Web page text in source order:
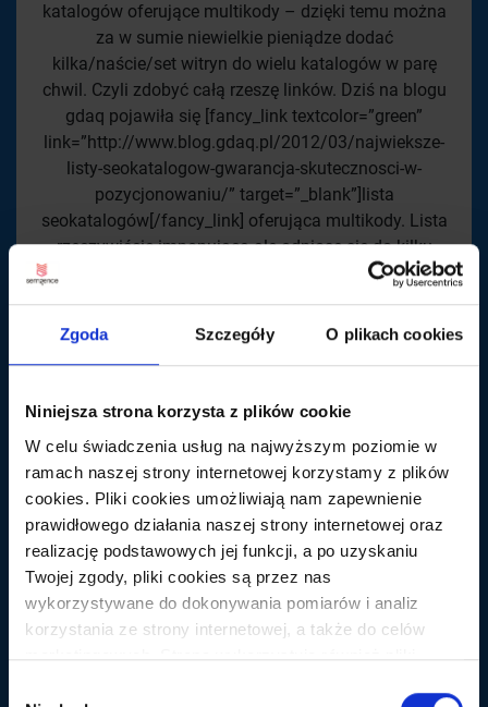
Zgoda Szczegóły O plikach cookies
Niniejsza strona korzysta z plików cookie
W celu świadczenia usług na najwyższym poziomie w
ramach naszej strony internetowej korzystamy z plików
cookies. Pliki cookies umożliwiają nam zapewnienie
prawidłowego działania naszej strony internetowej oraz
realizację podstawowych jej funkcji, a po uzyskaniu
Twojej zgody, pliki cookies są przez nas
wykorzystywane do dokonywania pomiarów i analiz
korzystania ze strony internetowej, a także do celów
marketingowych. Strona wykorzystuje również pliki
katalogów oferujące multikody – dzięki temu można
za w sumie niewielkie pieniądze dodać
kilka/naście/set witryn do wielu katalogów w parę
chwil. Czyli zdobyć całą rzeszę linków. Dziś na blogu
gdaq pojawiła się [fancy_link textcolor=”green”
link=”http://www.blog.gdaq.pl/2012/03/najwieksze-
listy-seokatalogow-gwarancja-skutecznosci-w-
pozycjonowaniu/” target=”_blank”]lista
seokatalogów[/fancy_link] oferująca multikody. Lista
rzeczywiście imponująca ale odniosę się do kilku